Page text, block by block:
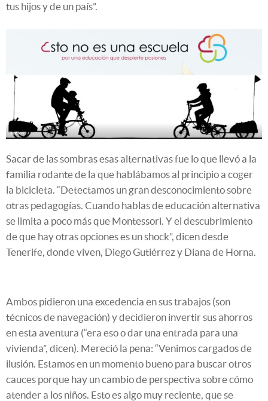
tus hijos y de un país”.
Sacar de las sombras esas alternativas fue lo que llevó a la
familia rodante de la que hablábamos al principio a coger
la bicicleta. “Detectamos un gran desconocimiento sobre
otras pedagogías. Cuando hablas de educación alternativa
se limita a poco más que Montessori. Y el descubrimiento
de que hay otras opciones es un shock”, dicen desde
Tenerife, donde viven, Diego Gutiérrez y Diana de Horna.
Ambos pidieron una excedencia en sus trabajos (son
técnicos de navegación) y decidieron invertir sus ahorros
en esta aventura (“era eso o dar una entrada para una
vivienda”, dicen). Mereció la pena: “Venimos cargados de
ilusión. Estamos en un momento bueno para buscar otros
cauces porque hay un cambio de perspectiva sobre cómo
atender a los niños. Esto es algo muy reciente, que se